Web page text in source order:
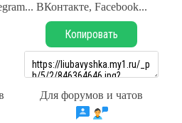
ВКонтакте, Facebook...
Копировать
Для форумов и чатов